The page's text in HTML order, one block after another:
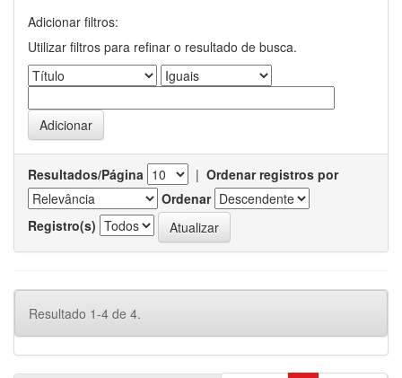
Adicionar filtros:
Utilizar filtros para refinar o resultado de busca.
Resultados/Página | Ordenar registros por
Ordenar
Registro(s)
Resultado 1-4 de 4.